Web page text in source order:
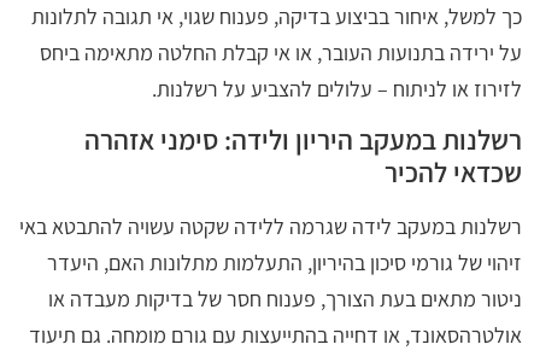
כך למשל, איחור בביצוע בדיקה, פענוח שגוי, אי תגובה לתלונות
על ירידה בתנועות העובר, או אי קבלת החלטה מתאימה ביחס
לזירוז או לניתוח – עלולים להצביע על רשלנות.
רשלנות במעקב היריון ולידה: סימני אזהרה
שכדאי להכיר
רשלנות במעקב לידה שגרמה ללידה שקטה עשויה להתבטא באי
זיהוי של גורמי סיכון בהיריון, התעלמות מתלונות האם, היעדר
ניטור מתאים בעת הצורך, פענוח חסר של בדיקות מעבדה או
אולטרהסאונד, או דחייה בהתייעצות עם גורם מומחה. גם תיעוד